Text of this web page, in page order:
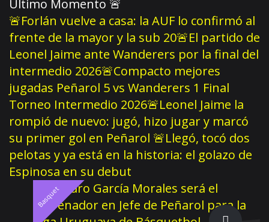
Último Momento 🚨
🚨Forlán vuelve a casa: la AUF lo confirmó al
frente de la mayor y la sub 20🚨El partido de
Leonel Jaime ante Wanderers por la final del
intermedio 2026🚨Compacto mejores
jugadas Peñarol 5 vs Wanderers 1 Final
Torneo Intermedio 2026🚨Leonel Jaime la
rompió de nuevo: jugó, hizo jugar y marcó
su primer gol en Peñarol 🚨Llegó, tocó dos
pelotas y ya está en la historia: el golazo de
Espinosa en su debut
Basquet